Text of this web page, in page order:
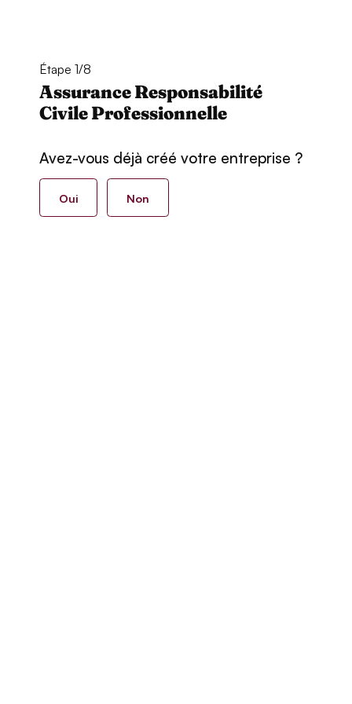
Étape 1/8
Assurance Responsabilité
Civile Professionnelle
Avez-vous déjà créé votre entreprise ?
Oui Non